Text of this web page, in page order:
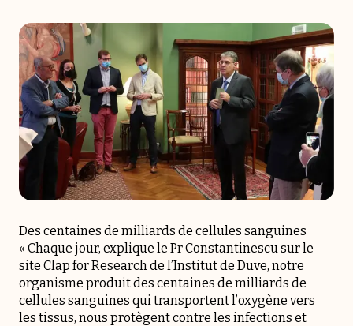
Des centaines de milliards de cellules sanguines
« Chaque jour, explique le Pr Constantinescu sur le
site Clap for Research de l’Institut de Duve, notre
organisme produit des centaines de milliards de
cellules sanguines qui transportent l’oxygène vers
les tissus, nous protègent contre les infections et